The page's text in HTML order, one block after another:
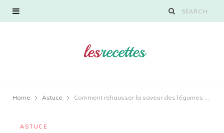
Home Astuce Comment rehausser la saveur des légumes sur le barbecue
ASTUCE